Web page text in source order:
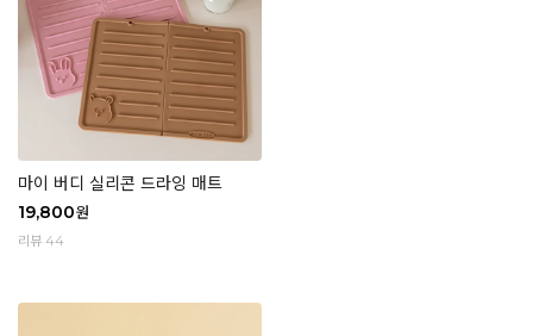
마이 버디 실리콘 드라잉 매트
19,800원
리뷰 44